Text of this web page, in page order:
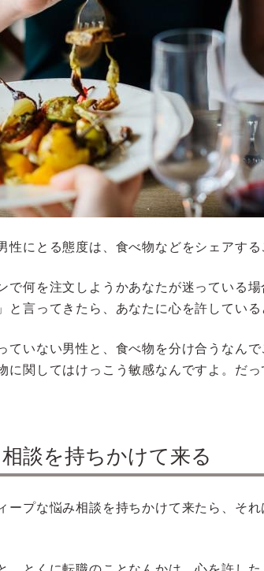
性にとる態度は、食べ物などをシェアする
で何を注文しようかあなたが迷っている
と言ってきたら、あなたに心を許している
ていない男性と、食べ物を分け合うなん
に関してはけっこう敏感なんですよ。だっ
談を持ちかけて来る
ープな悩み相談を持ちかけて来たら、そ